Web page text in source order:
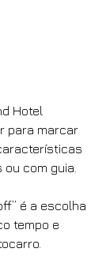
Hotel
para marcar
com guia.
é a escolha
tempo e